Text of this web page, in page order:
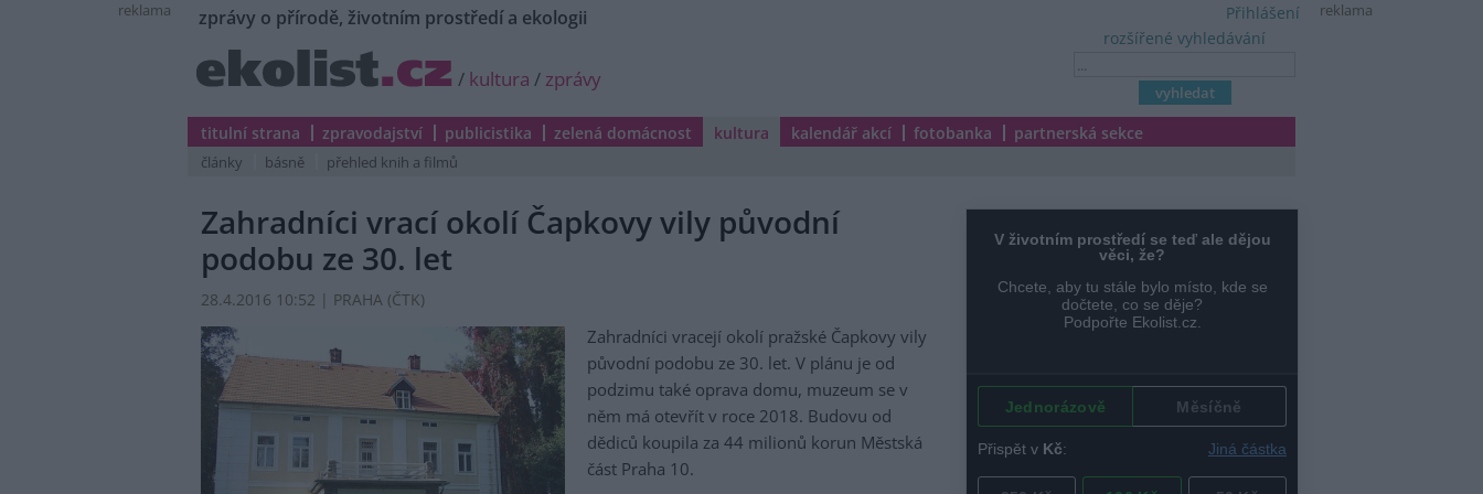
reklama
reklama zprávy o přírodě, životním prostředí a ekologii
/ kultura / zprávy
rozšířené vyhledávání
Přihlášení
titulní strana zpravodajství publicistika zelená domácnost kultura kalendář akcí fotobanka partnerská sekce
články básně přehled knih a filmů
Zahradníci vrací okolí Čapkovy vily původní
podobu ze 30. let
28.4.2016 10:52 | PRAHA (ČTK)
Zahradníci vracejí okolí pražské Čapkovy vily
původní podobu ze 30. let. V plánu je od
podzimu také oprava domu, muzeum se v
něm má otevřít v roce 2018. Budovu od
dědiců koupila za 44 milionů korun Městská
část Praha 10.